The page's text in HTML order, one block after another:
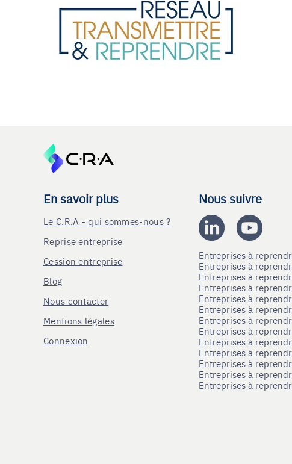
En savoir plus
Le C.R.A - qui sommes-nous ?
Reprise entreprise
Cession entreprise
Blog
Nous contacter
Mentions légales
Connexion
Nous suivre
Entreprises à
Entreprises à
Entreprises à
Entreprises à
Entreprises à
Entreprises à
Entreprises à
Entreprises à
Entreprises à
Entreprises à
Entreprises à
Entreprises à
Entreprises à